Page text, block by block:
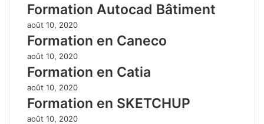
Formation Autocad Bâtiment
août 10, 2020
Formation en Caneco
août 10, 2020
Formation en Catia
août 10, 2020
Formation en SKETCHUP
août 10, 2020